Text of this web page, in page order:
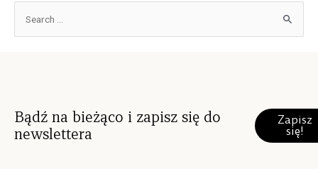
Bądź na bieżąco i zapisz się do
newslettera
Zapisz
się!